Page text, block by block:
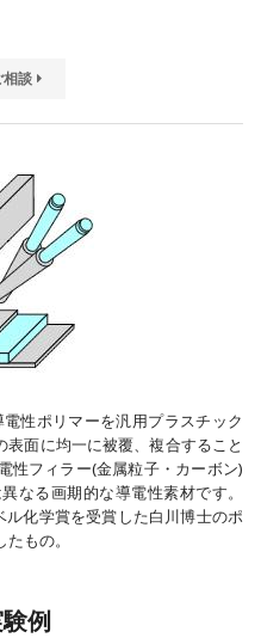
談
性ポリマーを汎用プラスチック
面に均一に被覆、複合すること
性フィラー(金属粒子・カーボン)
なる画期的な導電性素材です。
化学賞を受賞した白川博士のポ
もの。
例